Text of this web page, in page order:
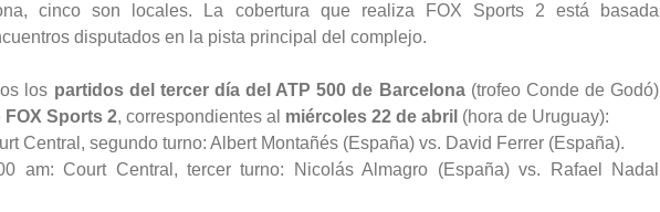
cinco son locales. La cobertura que realiza FOX Sports 2 está basada
disputados en la pista principal del complejo.
los partidos del tercer día del ATP 500 de Barcelona(trofeo Conde de Godó)
Sports 2, correspondientes al miércoles 22 de abril (hora de Uruguay):
Central, segundo turno: Albert Montañés (España) vs. David Ferrer (España).
am: Court Central, tercer turno: Nicolás Almagro (España) vs. Rafael Nadal